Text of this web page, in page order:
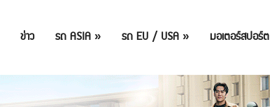
ข่าว รถ ASIA » รถ EU / USA » มอเตอร์สปอร์ต